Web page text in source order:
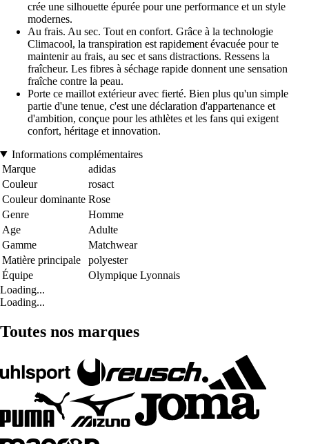
crée une silhouette épurée pour une performance et un style
modernes.
Au frais. Au sec. Tout en confort. Grâce à la technologie
Climacool, la transpiration est rapidement évacuée pour te
maintenir au frais, au sec et sans distractions. Ressens la
fraîcheur. Les fibres à séchage rapide donnent une sensation
fraîche contre la peau.
Porte ce maillot extérieur avec fierté. Bien plus qu'un simple
partie d'une tenue, c'est une déclaration d'appartenance et
d'ambition, conçue pour les athlètes et les fans qui exigent
confort, héritage et innovation.
Informations complémentaires
Marque
adidas
Couleur
rosact
Couleur dominante Rose
Genre
Homme
Age
Adulte
Gamme
Matchwear
Matière principale
polyester
Équipe
Olympique Lyonnais
Loading...
Loading...
Toutes nos marques